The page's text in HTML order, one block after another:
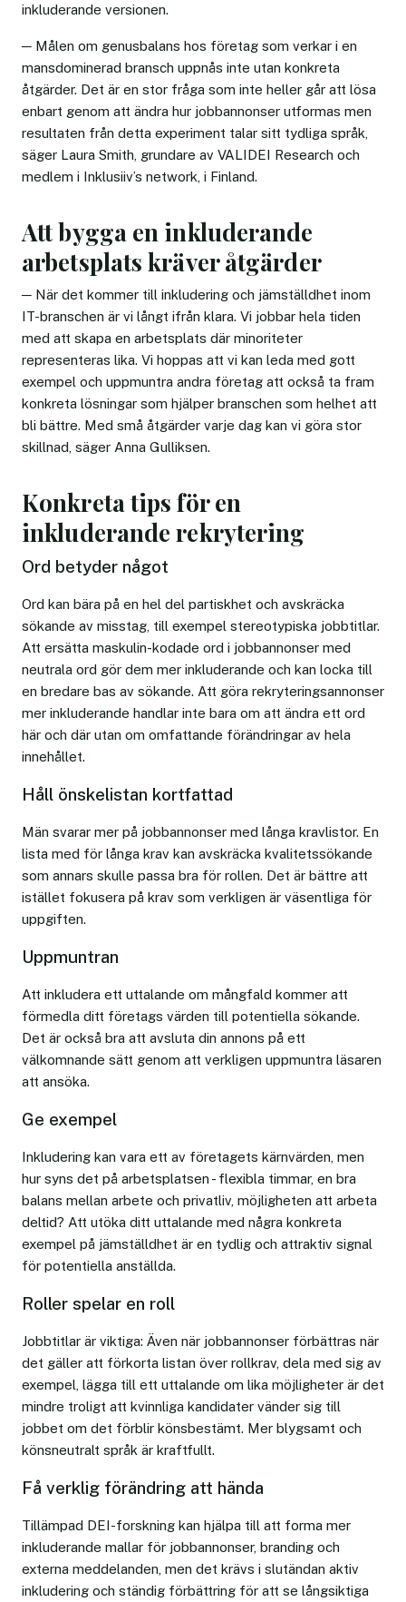
inkluderande versionen.
─ Målen om genusbalans hos företag som verkar i en
mansdominerad bransch uppnås inte utan konkreta
åtgärder. Det är en stor fråga som inte heller går att lösa
enbart genom att ändra hur jobbannonser utformas men
resultaten från detta experiment talar sitt tydliga språk,
säger Laura Smith, grundare av VALIDEI Research och
medlem i Inklusiiv’s network, i Finland.
Att bygga en inkluderande
arbetsplats kräver åtgärder
─ När det kommer till inkludering och jämställdhet inom
IT-branschen är vi långt ifrån klara. Vi jobbar hela tiden
med att skapa en arbetsplats där minoriteter
representeras lika. Vi hoppas att vi kan leda med gott
exempel och uppmuntra andra företag att också ta fram
konkreta lösningar som hjälper branschen som helhet att
bli bättre. Med små åtgärder varje dag kan vi göra stor
skillnad, säger Anna Gulliksen.
Konkreta tips för en
inkluderande rekrytering
Ord betyder något
Ord kan bära på en hel del partiskhet och avskräcka
sökande av misstag, till exempel stereotypiska jobbtitlar.
Att ersätta maskulin-kodade ord i jobbannonser med
neutrala ord gör dem mer inkluderande och kan locka till
en bredare bas av sökande. Att göra rekryteringsannonser
mer inkluderande handlar inte bara om att ändra ett ord
här och där utan om omfattande förändringar av hela
innehållet.
Håll önskelistan kortfattad
Män svarar mer på jobbannonser med långa kravlistor. En
lista med för långa krav kan avskräcka kvalitetssökande
som annars skulle passa bra för rollen. Det är bättre att
istället fokusera på krav som verkligen är väsentliga för
uppgiften.
Uppmuntran
Att inkludera ett uttalande om mångfald kommer att
förmedla ditt företags värden till potentiella sökande.
Det är också bra att avsluta din annons på ett
välkomnande sätt genom att verkligen uppmuntra läsaren
att ansöka.
Ge exempel
Inkludering kan vara ett av företagets kärnvärden, men
hur syns det på arbetsplatsen - flexibla timmar, en bra
balans mellan arbete och privatliv, möjligheten att arbeta
deltid? Att utöka ditt uttalande med några konkreta
exempel på jämställdhet är en tydlig och attraktiv signal
för potentiella anställda.
Roller spelar en roll
Jobbtitlar är viktiga: Även när jobbannonser förbättras när
det gäller att förkorta listan över rollkrav, dela med sig av
exempel, lägga till ett uttalande om lika möjligheter är det
mindre troligt att kvinnliga kandidater vänder sig till
jobbet om det förblir könsbestämt. Mer blygsamt och
könsneutralt språk är kraftfullt.
Få verklig förändring att hända
Tillämpad DEI-forskning kan hjälpa till att forma mer
inkluderande mallar för jobbannonser, branding och
externa meddelanden, men det krävs i slutändan aktiv
inkludering och ständig förbättring för att se långsiktiga